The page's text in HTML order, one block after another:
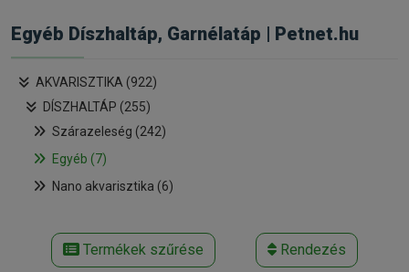
Egyéb Díszhaltáp, Garnélatáp | Petnet.hu
AKVARISZTIKA (922)
DÍSZHALTÁP (255)
Szárazeleség (242)
Egyéb (7)
Nano akvarisztika (6)
Termékek szűrése Rendezés